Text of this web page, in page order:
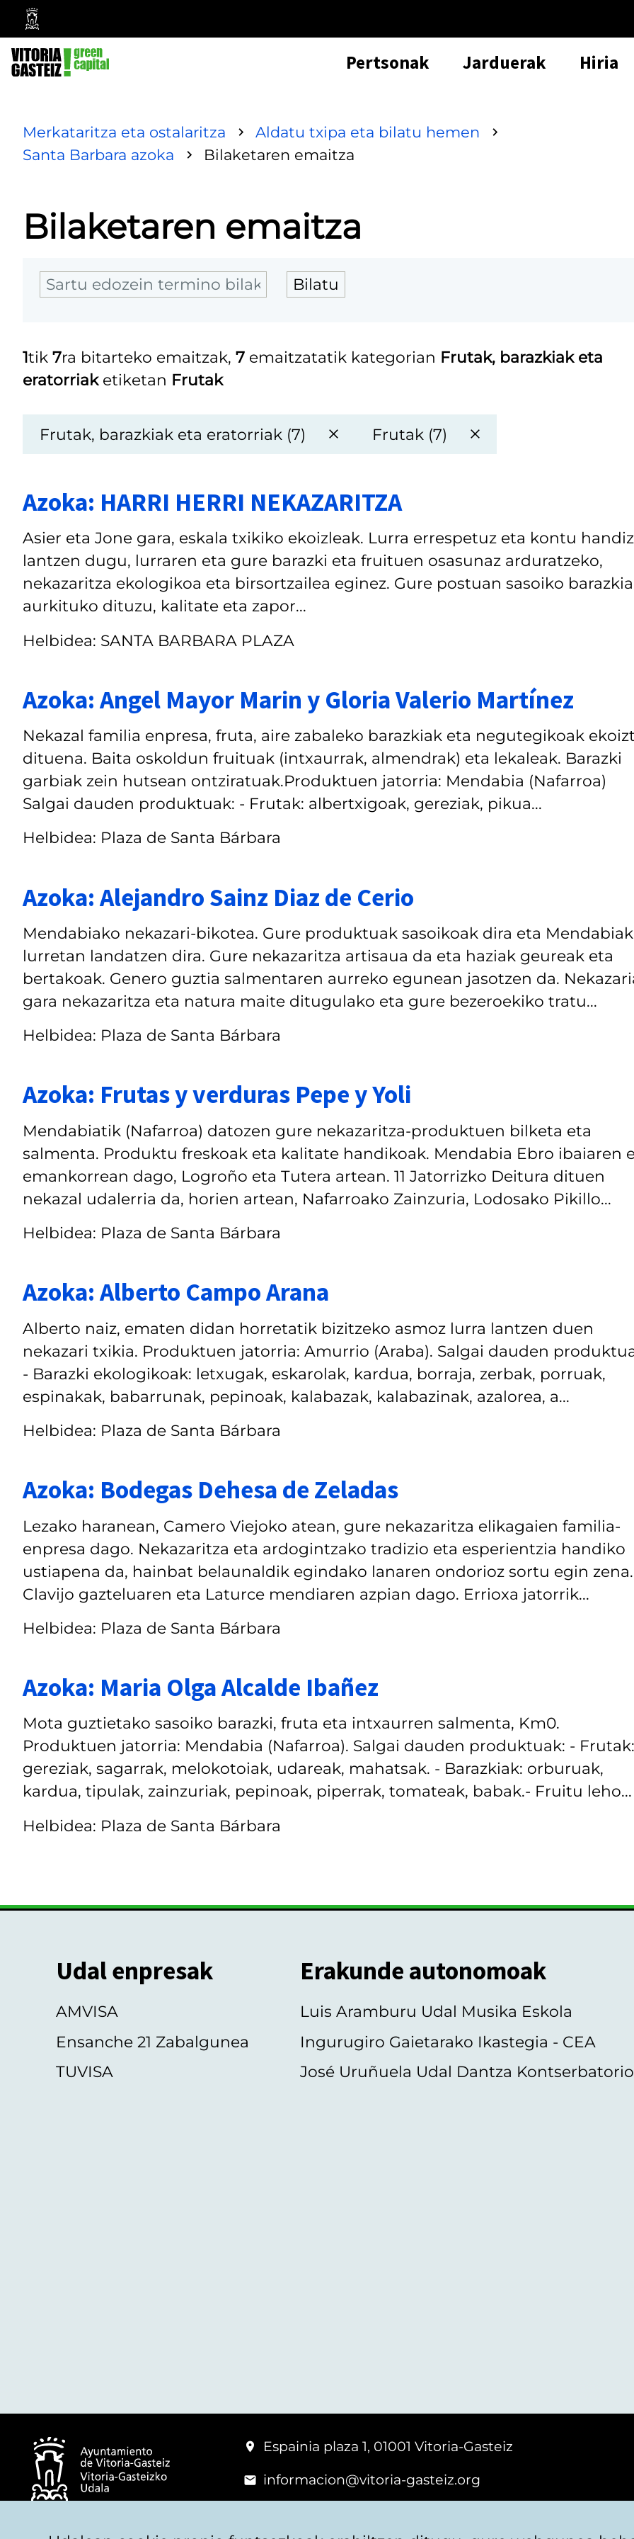
Vitoria-
Gasteizko
Udala
Pertsonak Jarduerak Hiria
Merkataritza eta ostalaritza
Aldatu txipa eta bilatu hemen
Santa Barbara azoka
Bilaketaren emaitza
Bilaketaren emaitza
1tik 7ra bitarteko emaitzak, 7 emaitzatatik kategorian Frutak, barazkiak eta
eratorriaketiketan Frutak
Frutak, barazkiak eta eratorriak (7) Frutak (7)
Azoka: HARRI HERRI NEKAZARITZA
Asier eta Jone gara, eskala txikiko ekoizleak. Lurra errespetuz eta kontu handiz
lantzen dugu, lurraren eta gure barazki eta fruituen osasunaz arduratzeko,
nekazaritza ekologikoa eta birsortzailea eginez. Gure postuan sasoiko
aurkituko dituzu, kalitate eta zapor...
Helbidea: SANTA BARBARA PLAZA
Azoka: Angel Mayor Marin y Gloria Valerio Martínez
Nekazal familia enpresa, fruta, aire zabaleko barazkiak eta negutegikoak
dituena. Baita oskoldun fruituak (intxaurrak, almendrak) eta lekaleak. Barazki
garbiak zein hutsean ontziratuak.Produktuen jatorria: Mendabia (Nafarroa)
Salgai dauden produktuak: - Frutak: albertxigoak, gereziak, pikua...
Helbidea: Plaza de Santa Bárbara
Azoka: Alejandro Sainz Diaz de Cerio
Mendabiako nekazari-bikotea. Gure produktuak sasoikoak dira eta
lurretan landatzen dira. Gure nekazaritza artisaua da eta haziak geureak eta
bertakoak. Genero guztia salmentaren aurreko egunean jasotzen da.
gara nekazaritza eta natura maite ditugulako eta gure bezeroekiko tratu...
Helbidea: Plaza de Santa Bárbara
Azoka: Frutas y verduras Pepe y Yoli
Mendabiatik (Nafarroa) datozen gure nekazaritza-produktuen bilketa eta
salmenta. Produktu freskoak eta kalitate handikoak. Mendabia Ebro ibaiaren
emankorrean dago, Logroño eta Tutera artean. 11 Jatorrizko Deitura dituen
nekazal udalerria da, horien artean, Nafarroako Zainzuria, Lodosako Pikillo...
Helbidea: Plaza de Santa Bárbara
Azoka: Alberto Campo Arana
Alberto naiz, ematen didan horretatik bizitzeko asmoz lurra lantzen duen
nekazari txikia. Produktuen jatorria: Amurrio (Araba). Salgai dauden
- Barazki ekologikoak: letxugak, eskarolak, kardua, borraja, zerbak, porruak,
espinakak, babarrunak, pepinoak, kalabazak, kalabazinak, azalorea, a...
Helbidea: Plaza de Santa Bárbara
Azoka: Bodegas Dehesa de Zeladas
Lezako haranean, Camero Viejoko atean, gure nekazaritza elikagaien familia-
enpresa dago. Nekazaritza eta ardogintzako tradizio eta esperientzia handiko
ustiapena da, hainbat belaunaldik egindako lanaren ondorioz sortu egin zena.
Clavijo gazteluaren eta Laturce mendiaren azpian dago. Errioxa jatorrik...
Helbidea: Plaza de Santa Bárbara
Azoka: Maria Olga Alcalde Ibañez
Mota guztietako sasoiko barazki, fruta eta intxaurren salmenta, Km0.
Produktuen jatorria: Mendabia (Nafarroa). Salgai dauden produktuak: - Frutak:
gereziak, sagarrak, melokotoiak, udareak, mahatsak. - Barazkiak: orburuak,
kardua, tipulak, zainzuriak, pepinoak, piperrak, tomateak, babak.- Fruitu leho...
Helbidea: Plaza de Santa Bárbara
Udal enpresak
AMVISA
Ensanche 21 Zabalgunea
TUVISA
Erakunde autonomoak
Luis Aramburu Udal Musika Eskola
Ingurugiro Gaietarako Ikastegia - CEA
José Uruñuela Udal Dantza
Espainia plaza 1, 01001 Vitoria-Gasteiz
informacion@vitoria-gasteiz.org